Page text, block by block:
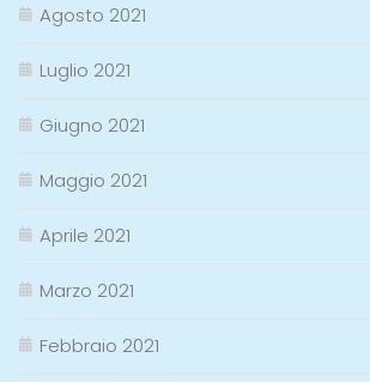
Agosto 2021
Luglio 2021
Giugno 2021
Maggio 2021
Aprile 2021
Marzo 2021
Febbraio 2021